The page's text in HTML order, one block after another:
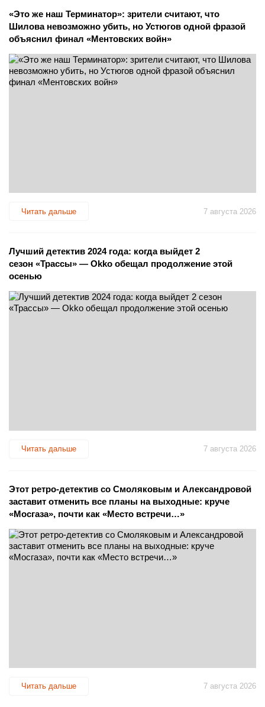
«Это же наш Терминатор»: зрители считают, что
Шилова невозможно убить, но Устюгов одной фразой
объяснил финал «Ментовских войн»
Читать дальше 7 августа 2026
Лучший детектив 2024 года: когда выйдет 2
сезон «Трассы» — Okko обещал продолжение этой
осенью
Читать дальше 7 августа 2026
Этот ретро-детектив со Смоляковым и Александровой
заставит отменить все планы на выходные: круче
«Мосгаза», почти как «Место встречи…»
Читать дальше 7 августа 2026